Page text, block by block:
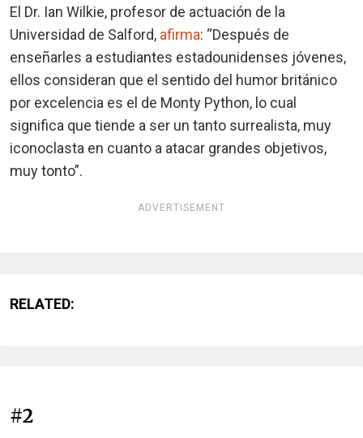
El Dr. Ian Wilkie, profesor de actuación de la
Universidad de Salford, afirma: “Después de
enseñarles a estudiantes estadounidenses jóvenes,
ellos consideran que el sentido del humor británico
por excelencia es el de Monty Python, lo cual
significa que tiende a ser un tanto surrealista, muy
iconoclasta en cuanto a atacar grandes objetivos,
muy tonto”.
ADVERTISEMENT
RELATED:
#2